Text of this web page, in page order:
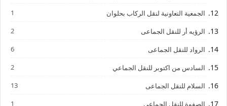
الجمعية التعاونية لنقل الركاب بحلوان 1
الرؤيه أر للنقل الجماعى 2
الرواد للنقل الجماعى 6
السادس من اكتوبر للنقل الجماعي 2
السلام للنقل الجماعى 13
الصفوة للنقل الجماعى 1